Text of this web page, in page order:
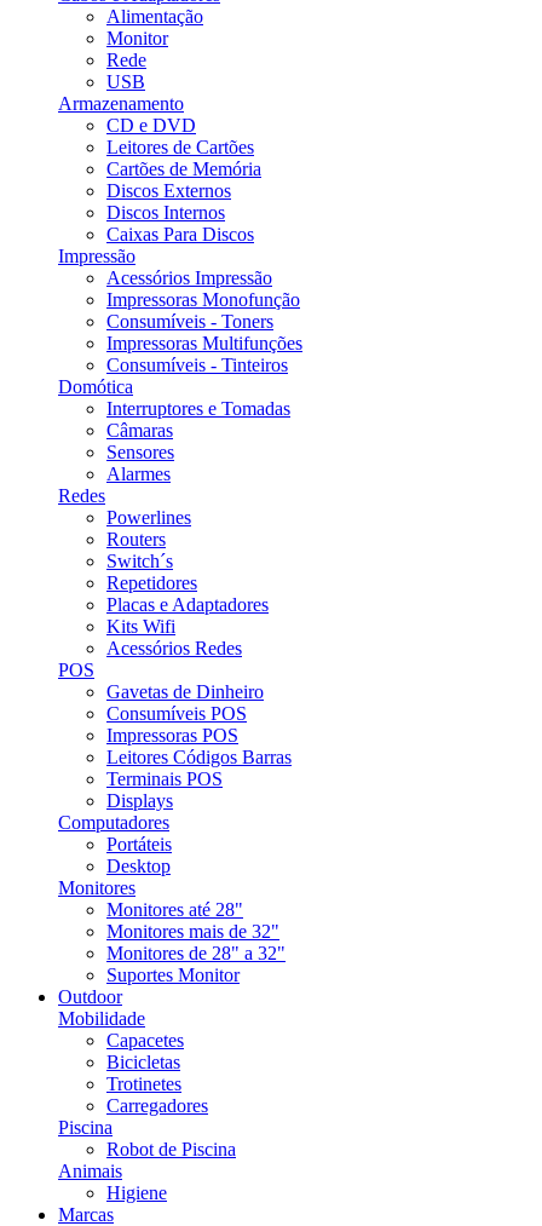
Alimentação
Monitor
Rede
USB
Armazenamento
CD e DVD
Leitores de Cartões
Cartões de Memória
Discos Externos
Discos Internos
Caixas Para Discos
Impressão
Acessórios Impressão
Impressoras Monofunção
Consumíveis - Toners
Impressoras Multifunções
Consumíveis - Tinteiros
Domótica
Interruptores e Tomadas
Câmaras
Sensores
Alarmes
Redes
Powerlines
Routers
Switch´s
Repetidores
Placas e Adaptadores
Kits Wifi
Acessórios Redes
POS
Gavetas de Dinheiro
Consumíveis POS
Impressoras POS
Leitores Códigos Barras
Terminais POS
Displays
Computadores
Portáteis
Desktop
Monitores
Monitores até 28"
Monitores mais de 32"
Monitores de 28" a 32"
Suportes Monitor
Outdoor
Mobilidade
Capacetes
Bicicletas
Trotinetes
Carregadores
Piscina
Robot de Piscina
Animais
Higiene
Marcas